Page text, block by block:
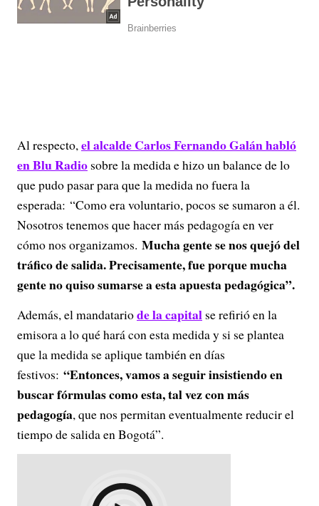
Al respecto,el alcalde Carlos Fernando Galán habló
en Blu Radio sobre la medida e hizo un balance de lo
que pudo pasar para que la medida no fuera la
esperada: “Como era voluntario, pocos se sumaron a él.
Nosotros tenemos que hacer más pedagogía en ver
cómo nos organizamos. Mucha gente se nos quejó del
tráfico de salida. Precisamente, fue porque mucha
gente no quiso sumarse a esta apuesta pedagógica”.
Además, el mandatariode la capital se refirió en la
emisora a lo qué hará con esta medida y si se plantea
que la medida se aplique también en días
festivos: “Entonces, vamos a seguir insistiendo en
buscar fórmulas como esta, tal vez con más
pedagogía, que nos permitan eventualmente reducir el
tiempo de salida en Bogotá”.